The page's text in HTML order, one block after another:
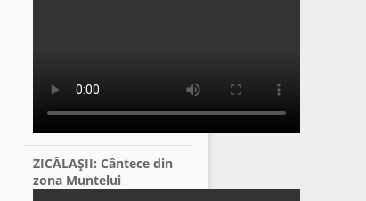
ZICĂLAŞII: Cântece din
zona Muntelui